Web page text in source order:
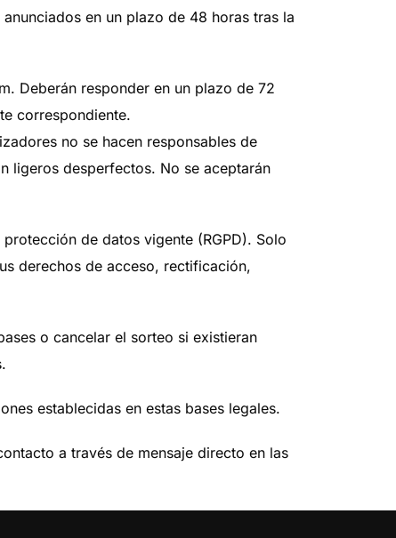
en un plazo de 48 horas tras la
Deberán responder en un plazo de 72
correspondiente.
no se hacen responsables de
ligeros desperfectos. No se aceptarán
de datos vigente (RGPD). Solo
derechos de acceso, rectificación,
o cancelar el sorteo si existieran
establecidas en estas bases legales.
a través de mensaje directo en las